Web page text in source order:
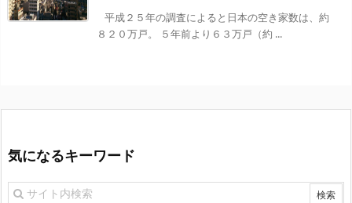
平成２５年の調査によると日本の空き家数は、約
８２０万戸。 ５年前より６３万戸（約 ...
気になるキーワード